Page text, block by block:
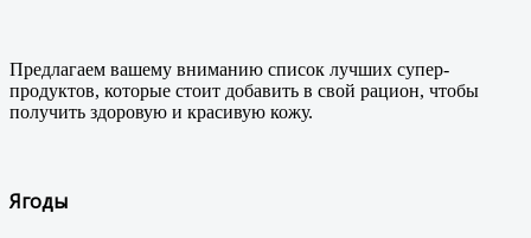
Предлагаем вашему вниманию список лучших супер-
продуктов, которые стоит добавить в свой рацион, чтобы
получить здоровую и красивую кожу.
Ягоды